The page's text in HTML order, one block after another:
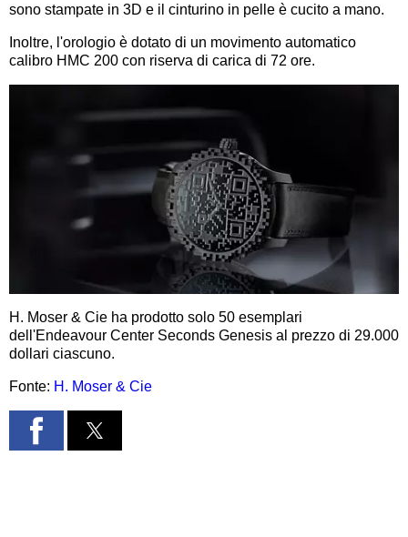
sono stampate in 3D e il cinturino in pelle è cucito a mano.
Inoltre, l'orologio è dotato di un movimento automatico
calibro HMC 200 con riserva di carica di 72 ore.
H. Moser & Cie ha prodotto solo 50 esemplari
dell'Endeavour Center Seconds Genesis al prezzo di 29.000
dollari ciascuno.
Fonte: H. Moser & Cie